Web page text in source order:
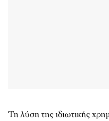
Τη λύση της ιδιωτικής